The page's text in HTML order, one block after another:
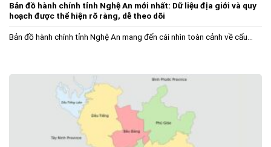
Bản đồ hành chính tỉnh Nghệ An mới nhất: Dữ liệu địa giới và quy
hoạch được thể hiện rõ ràng, dễ theo dõi
Bản đồ hành chính tỉnh Nghệ An mang đến cái nhìn toàn cảnh về cấu...